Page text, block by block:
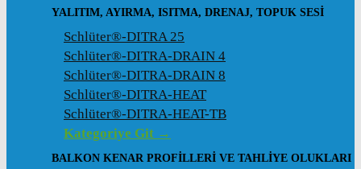
YALITIM, AYIRMA, ISITMA, DRENAJ, TOPUK SESI
Schlüter®-DITRA 25
Schlüter®-DITRA-DRAIN 4
Schlüter®-DITRA-DRAIN 8
Schlüter®-DITRA-HEAT
Schlüter®-DITRA-HEAT-TB
Kategoriye Git →
BALKON KENAR PROFILLERI VE TAHLIYE OLUKLARI